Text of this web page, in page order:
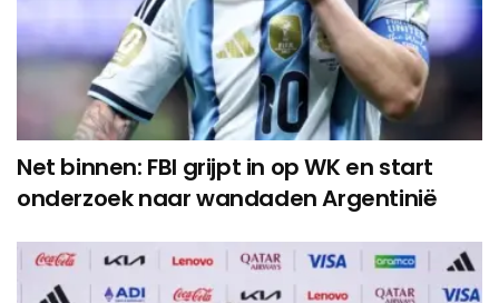
Net binnen: FBI grijpt in op WK en start
onderzoek naar wandaden Argentinië